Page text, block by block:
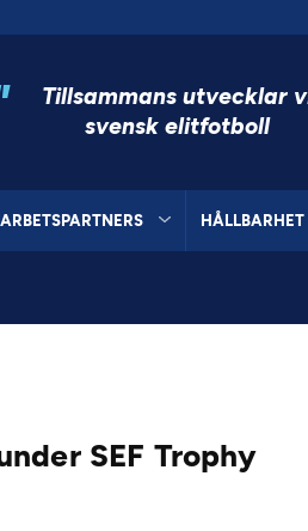
Tillsammans utvecklar
svensk elitfotboll
HÅLLBARHET
SEF Trophy